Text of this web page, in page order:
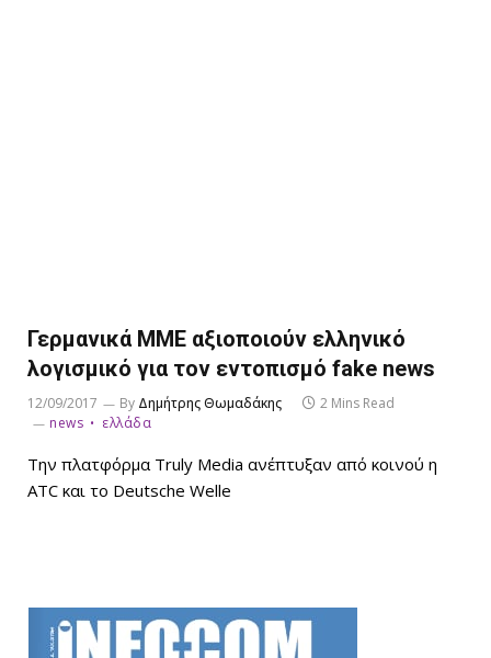
Γερμανικά ΜΜΕ αξιοποιούν ελληνικό
λογισμικό για τον εντοπισμό fake news
12/09/2017 By Δημήτρης Θωμαδάκης
2 Mins Read
news
ελλάδα
Την πλατφόρμα Truly Media ανέπτυξαν από κοινού η
ATC και το Deutsche Welle